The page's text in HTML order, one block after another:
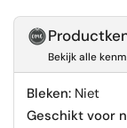
Bekijk alle
Bleken:Niet
Geschikt voor